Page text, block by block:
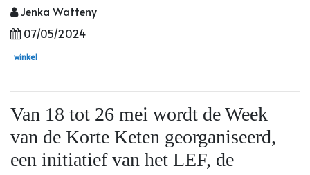
Jenka Watteny
07/05/2024
winkel
Van 18 tot 26 mei wordt de Week
van de Korte Keten georganiseerd,
een initiatief van het LEF, de